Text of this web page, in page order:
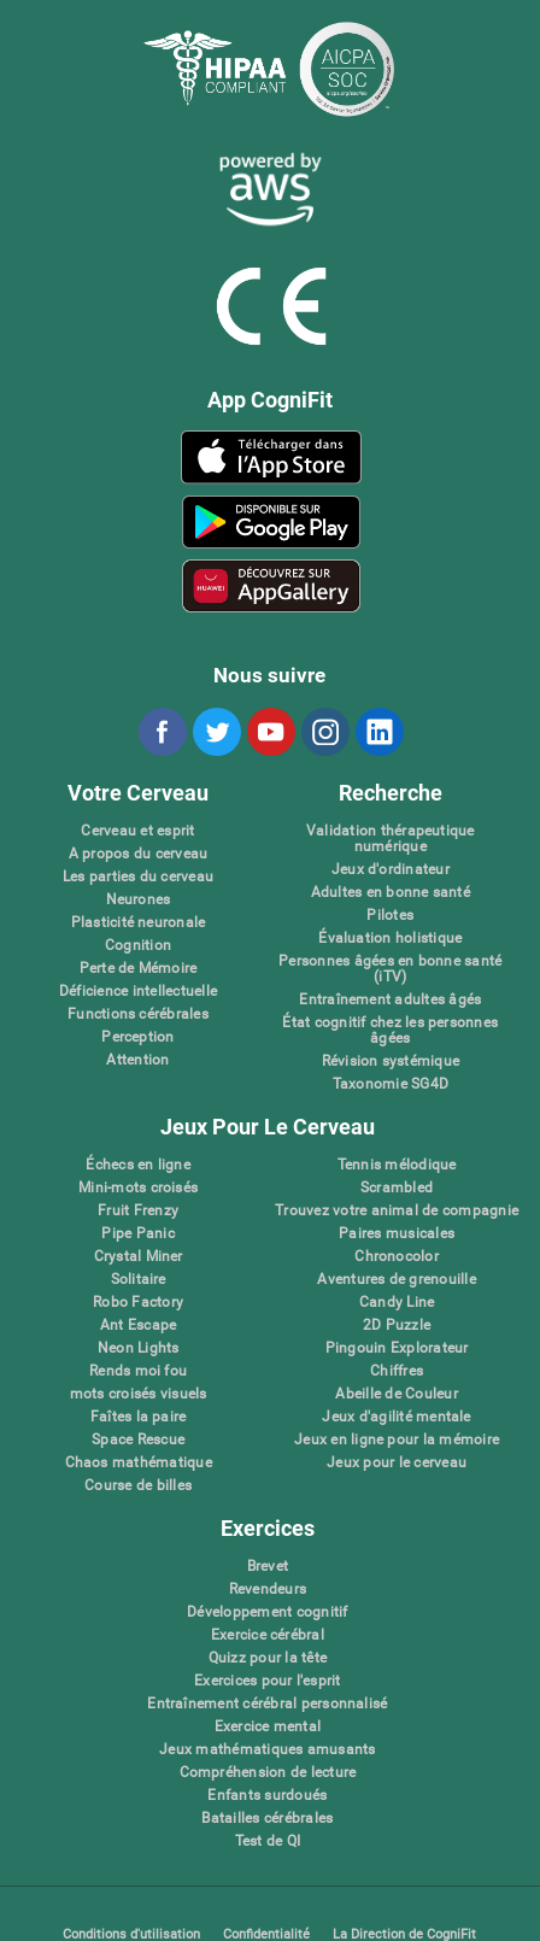
App CogniFit
Nous suivre
Votre Cerveau
Cerveau et esprit
A propos du cerveau
Les parties du cerveau
Neurones
Plasticité neuronale
Cognition
Perte de Mémoire
Déficience intellectuelle
Functions cérébrales
Perception
Attention
Recherche
Validation thérapeutique
numérique
Jeux d'ordinateur
Adultes en bonne santé
Pilotes
Évaluation holistique
Personnes âgées en bonne santé
(iTV)
Entraînement adultes âgés
État cognitif chez les personnes
âgées
Révision systémique
Taxonomie SG4D
Jeux Pour Le Cerveau
Échecs en ligne
Mini-mots croisés
Fruit Frenzy
Pipe Panic
Crystal Miner
Solitaire
Robo Factory
Ant Escape
Neon Lights
Rends moi fou
mots croisés visuels
Faîtes la paire
Space Rescue
Chaos mathématique
Course de billes
Tennis mélodique
Scrambled
Trouvez votre animal de compagnie
Paires musicales
Chronocolor
Aventures de grenouille
Candy Line
2D Puzzle
Pingouin Explorateur
Chiffres
Abeille de Couleur
Jeux d'agilité mentale
Jeux en ligne pour la mémoire
Jeux pour le cerveau
Exercices
Brevet
Revendeurs
Développement cognitif
Exercice cérébral
Quizz pour la tête
Exercices pour l'esprit
Entraînement cérébral personnalisé
Exercice mental
Jeux mathématiques amusants
Compréhension de lecture
Enfants surdoués
Batailles cérébrales
Test de QI
Conditions d'utilisation Confidentialité La Direction de CogniFit